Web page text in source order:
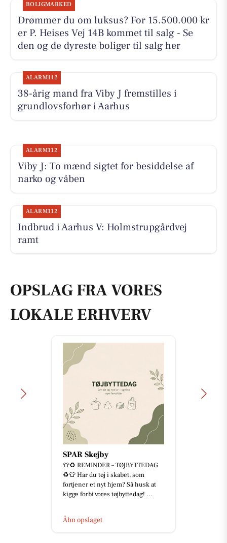
BOLIGMARKED
Drømmer du om luksus? For 15.500.000 kr
er P. Heises Vej 14B kommet til salg - Se
den og de dyreste boliger til salg her
ALARM112
38-årig mand fra Viby J fremstilles i
grundlovsforhør i Aarhus
ALARM112
Viby J: To mænd sigtet for besiddelse af
narko og våben
ALARM112
Indbrud i Aarhus V: Holmstrupgårdvej
ramt
OPSLAG FRA VORES
LOKALE ERHVERV
SPAR Skejby
👕♻️ REMINDER – TØJBYTTEDAG
♻️👕 Har du tøj i skabet, som
fortjener et nyt hjem? Så husk at
kigge forbi vores tøjbyttedag! ...
Åbn opslaget